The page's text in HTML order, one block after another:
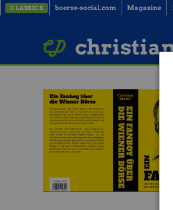
CLASSICS boerse-social.com Magazine